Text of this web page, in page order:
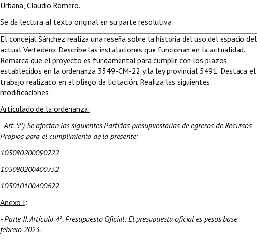
Urbana, Claudio Romero.
Se da lectura al texto original en su parte resolutiva.
El concejal Sánchez realiza una reseña sobre la historia del uso del espacio del
actual Vertedero. Describe las instalaciones que funcionan en la actualidad.
Remarca que el proyecto es fundamental para cumplir con los plazos
establecidos en la ordenanza 3349-CM-22 y la ley provincial 5491. Destaca el
trabajo realizado en el pliego de licitación. Realiza las siguientes
modificaciones:
Articulado de la ordenanza:
- Art. 5º) Se afectan las siguientes Partidas presupuestarias de egresos de Recursos
Propios para el cumplimiento de la presente:
105080200090722
105080200400732
105010100400622.
Anexo I:
- Parte II. Artículo 4º. Presupuesto Oficial: El presupuesto oficial es pesos base
febrero 2023.